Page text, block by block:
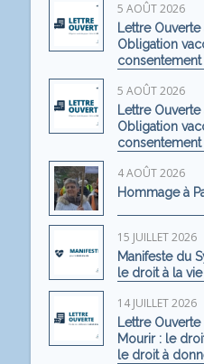
5 AOÛT 2026
Lettre
Obligation
5 AOÛT 2026
Lettre
Obligation
4 AOÛT 2026
Hommage à
15 JUILLET 2026
Manifeste du
le droit à la vie
14 JUILLET 2026
Lettre
Mourir : le
le droit à